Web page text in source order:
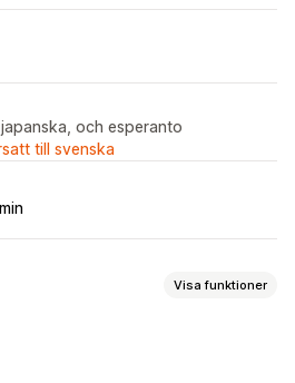
och esperanto
till svenska
Visa funktioner